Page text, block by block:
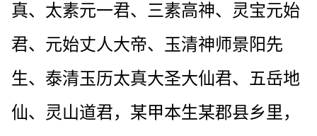
真、太素元一君、三素高神、灵宝元始
君、元始丈人大帝、玉清神师景阳先
生、泰清玉历太真大圣大仙君、五岳地
仙、灵山道君，某甲本生某郡县乡里，